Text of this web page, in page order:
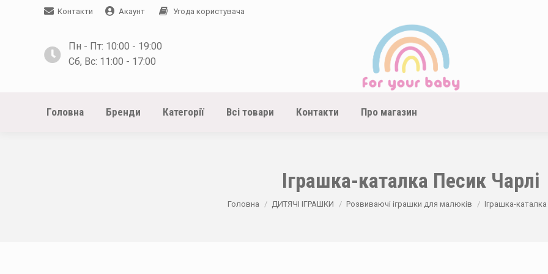
Контакти Акаунт Угода користувача
Пн - Пт: 10:00 - 19:00
Сб, Вс: 11:00 - 17:00
Головна Бренди Категорії Всі товари Контакти Про магазин
Іграшка-каталка Песик Чарлі
You are here:
Головна ДИТЯЧІ ІГРАШКИ Розвиваючі іграшки для малюків Іграшка-